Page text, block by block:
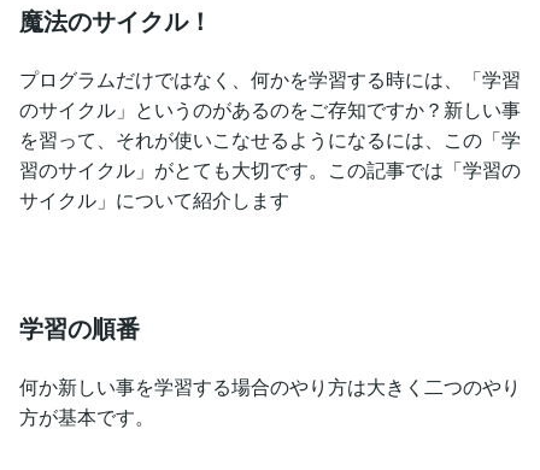
魔法のサイクル！
プログラムだけではなく、何かを学習する時には、「学習
のサイクル」というのがあるのをご存知ですか？新しい事
を習って、それが使いこなせるようになるには、この「学
習のサイクル」がとても大切です。この記事では「学習の
サイクル」について紹介します
学習の順番
何か新しい事を学習する場合のやり方は大きく二つのやり
方が基本です。